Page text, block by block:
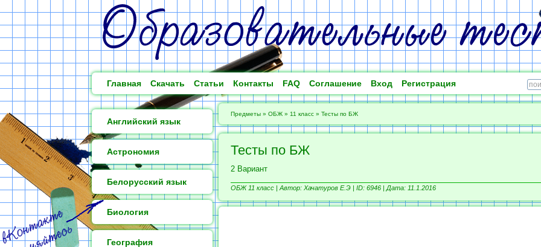
Главная Скачать Статьи Контакты FAQ Соглашение Вход Регистрация
Английский язык
Астрономия
Белорусский язык
Биология
География
Предметы » ОБЖ » 11 класс » Тесты по БЖ
Тесты по БЖ
2 Вариант
ОБЖ 11 класс | Автор: Хачатуров Е.Э | ID: 6946 | Дата: 11.1.2016